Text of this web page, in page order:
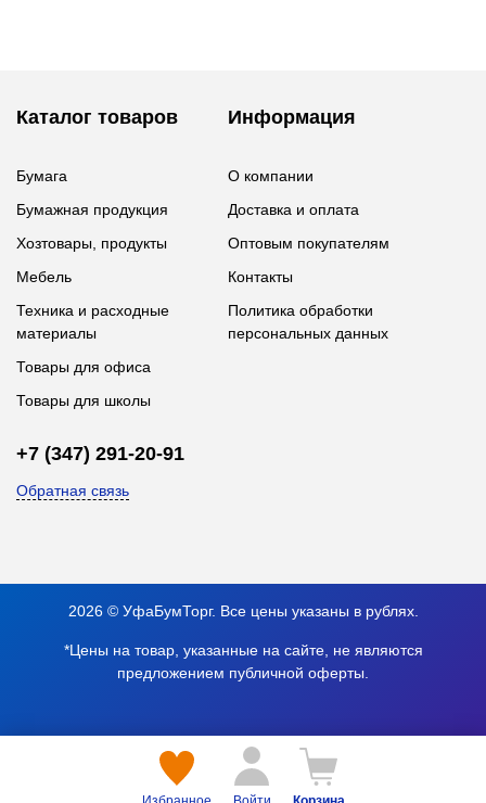
Каталог товаров
Бумага
Бумажная продукция
Хозтовары, продукты
Мебель
Техника и расходные
материалы
Товары для офиса
Товары для школы
Информация
О компании
Доставка и оплата
Оптовым покупателям
Контакты
Политика обработки
персональных данных
+7 (347) 291-20-91
Обратная связь
2026 © УфаБумТорг. Все цены указаны в рублях.
*Цены на товар, указанные на сайте, не являются
предложением публичной оферты.